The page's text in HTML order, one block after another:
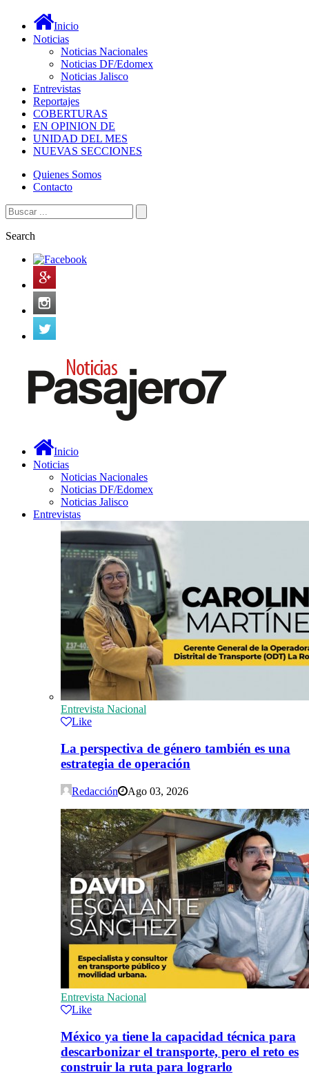
Inicio
Noticias
Noticias Nacionales
Noticias DF/Edomex
Noticias Jalisco
Entrevistas
Reportajes
COBERTURAS
EN OPINION DE
UNIDAD DEL MES
NUEVAS SECCIONES
Quienes Somos
Contacto
Search
Inicio
Noticias
Noticias Nacionales
Noticias DF/Edomex
Noticias Jalisco
Entrevistas
Entrevista Nacional
Like
La perspectiva de género también es una
estrategia de operación
Redacción Ago 03, 2026
Entrevista Nacional
Like
México ya tiene la capacidad técnica para
descarbonizar el transporte, pero el reto es
construir la ruta para lograrlo